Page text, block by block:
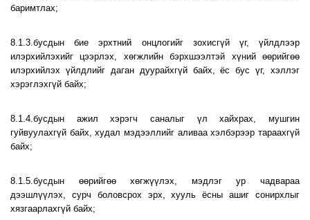
баримтлах;
8.1.3.бусдын бие эрхтний онцлогийг зохисгүй үг, үйлдлээр
илэрхийлэхийг цээрлэх, хөгжлийн бэрхшээлтэй хүний өөрийгөө
илэрхийлэх үйлдлийг даган дуурайхгүй байх, ёс бус үг, хэллэг
хэрэглэхгүй байх;
8.1.4.бусдын ажил хэрэгч саналыг үл хайхрах, мушгин
гуйвуулахгүй байх, худал мэдээллийг аливаа хэлбэрээр тараахгүй
байх;
8.1.5.бусдын өөрийгөө хөгжүүлэх, мэдлэг ур чадвараа
дээшлүүлэх, сурч боловсрох эрх, хууль ёсны ашиг сонирхлыг
хязгаарлахгүй байх;